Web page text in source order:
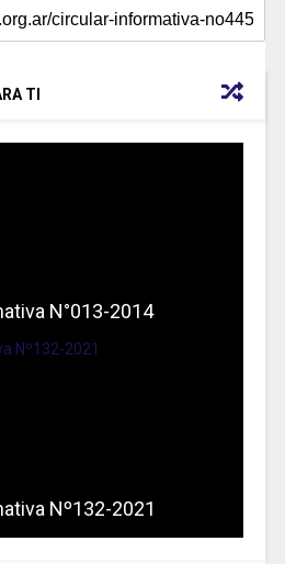
TI
N°013-2014
Nº132-2021